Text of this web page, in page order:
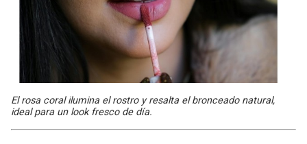
El rosa coral ilumina el rostro y resalta el bronceado natural,
ideal para un look fresco de día.